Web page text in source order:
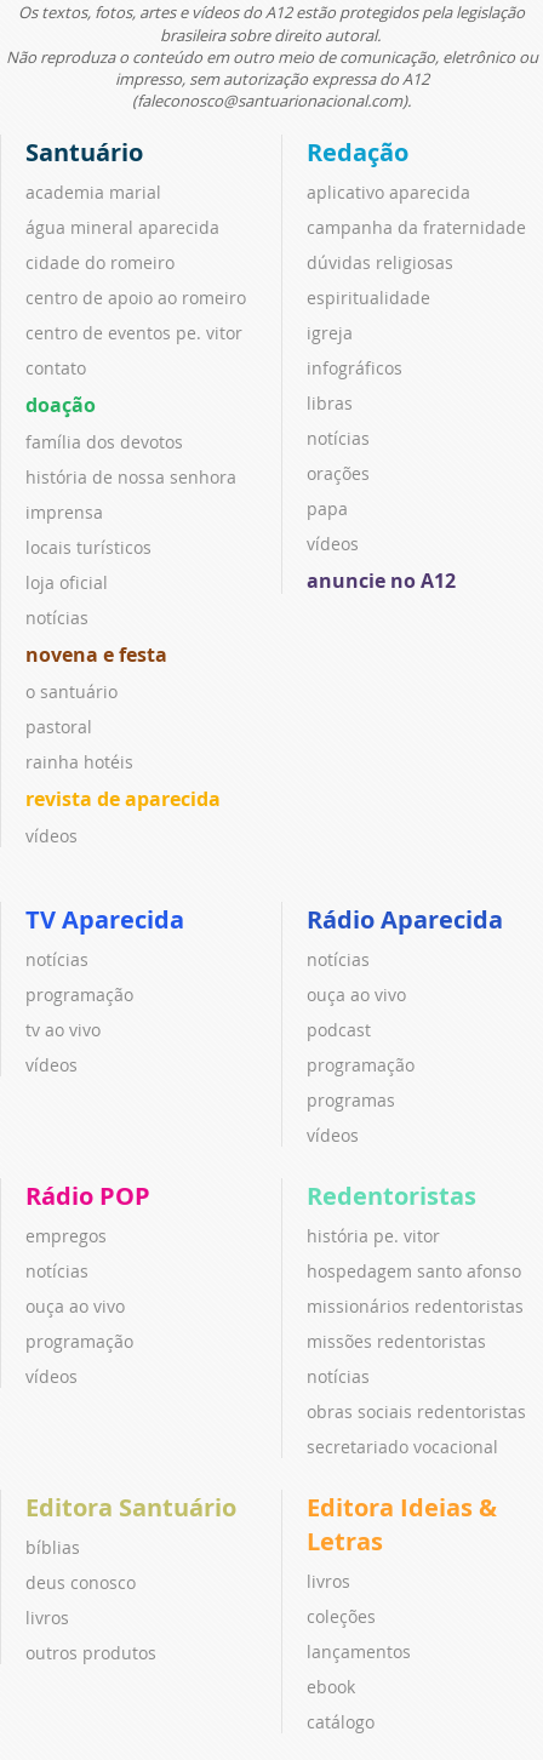
Os textos, fotos, artes e vídeos do A12 estão protegidos pela legislação
brasileira sobre direito autoral.
Não reproduza o conteúdo em outro meio de comunicação, eletrônico ou
impresso, sem autorização expressa do A12
(faleconosco@santuarionacional.com).
Santuário
academia marial
água mineral aparecida
cidade do romeiro
centro de apoio ao romeiro
centro de eventos pe. vitor
contato
doação
família dos devotos
história de nossa senhora
imprensa
locais turísticos
loja oficial
notícias
novena e festa
o santuário
pastoral
rainha hotéis
revista de aparecida
vídeos
Redação
aplicativo aparecida
campanha da fraternidade
dúvidas religiosas
espiritualidade
igreja
infográficos
libras
notícias
orações
papa
vídeos
anuncie no A12
TV Aparecida
notícias
programação
tv ao vivo
vídeos
Rádio Aparecida
notícias
ouça ao vivo
podcast
programação
programas
vídeos
Rádio POP
empregos
notícias
ouça ao vivo
programação
vídeos
Redentoristas
história pe. vitor
hospedagem santo afonso
missionários redentoristas
missões redentoristas
notícias
obras sociais redentoristas
secretariado vocacional
Editora Santuário
bíblias
deus conosco
livros
outros produtos
Editora Ideias &
Letras
livros
coleções
lançamentos
ebook
catálogo